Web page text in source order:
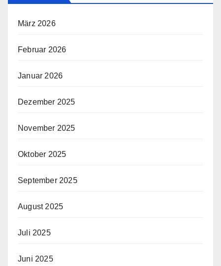
März 2026
Februar 2026
Januar 2026
Dezember 2025
November 2025
Oktober 2025
September 2025
August 2025
Juli 2025
Juni 2025